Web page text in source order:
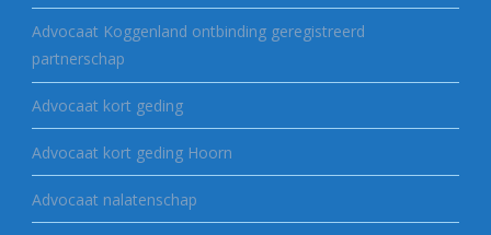
Advocaat Koggenland ontbinding geregistreerd
partnerschap
Advocaat kort geding
Advocaat kort geding Hoorn
Advocaat nalatenschap